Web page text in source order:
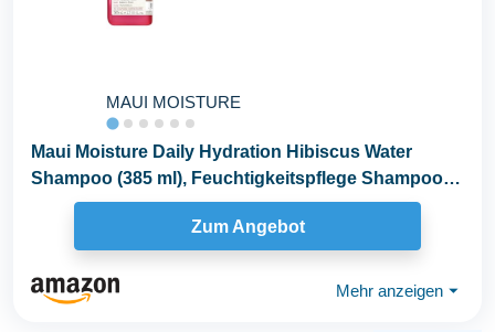
MAUI MOISTURE
Maui Moisture Daily Hydration Hibiscus Water
Shampoo (385 ml), Feuchtigkeitspflege Shampoo
Zum Angebot
Mehr anzeigen ⏷